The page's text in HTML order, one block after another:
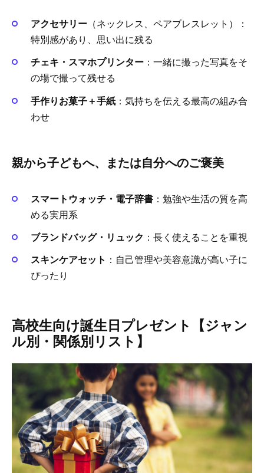
アクセサリー （ネックレス、ペアブレスレット）：
特別感があり、思い出に残る
チェキ・スマホプリンター ：一緒に撮った写真をそ
の場で撮って残せる
手作りお菓子＋手紙 ：気持ちを伝える最高の組み合
わせ
親から子どもへ、または自分へのご褒美
スマートウォッチ・電子辞書 ：勉強や生活の質を高
める実用系
ブランドバッグ・リュック ：長く使えることを重視
スキンケアセット ：自己管理や美容意識が高い子に
ぴったり
高校生向け誕生日プレゼント【ジャン
ル別・関係別リスト】